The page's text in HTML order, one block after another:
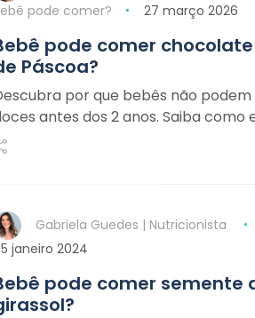
pode comer?
27 março 2026
pode comer
Páscoa?
por que bebês não
antes dos 2 anos. Saiba como
Gabriela Guedes | Nutricionista
janeiro 2024
pode comer semente